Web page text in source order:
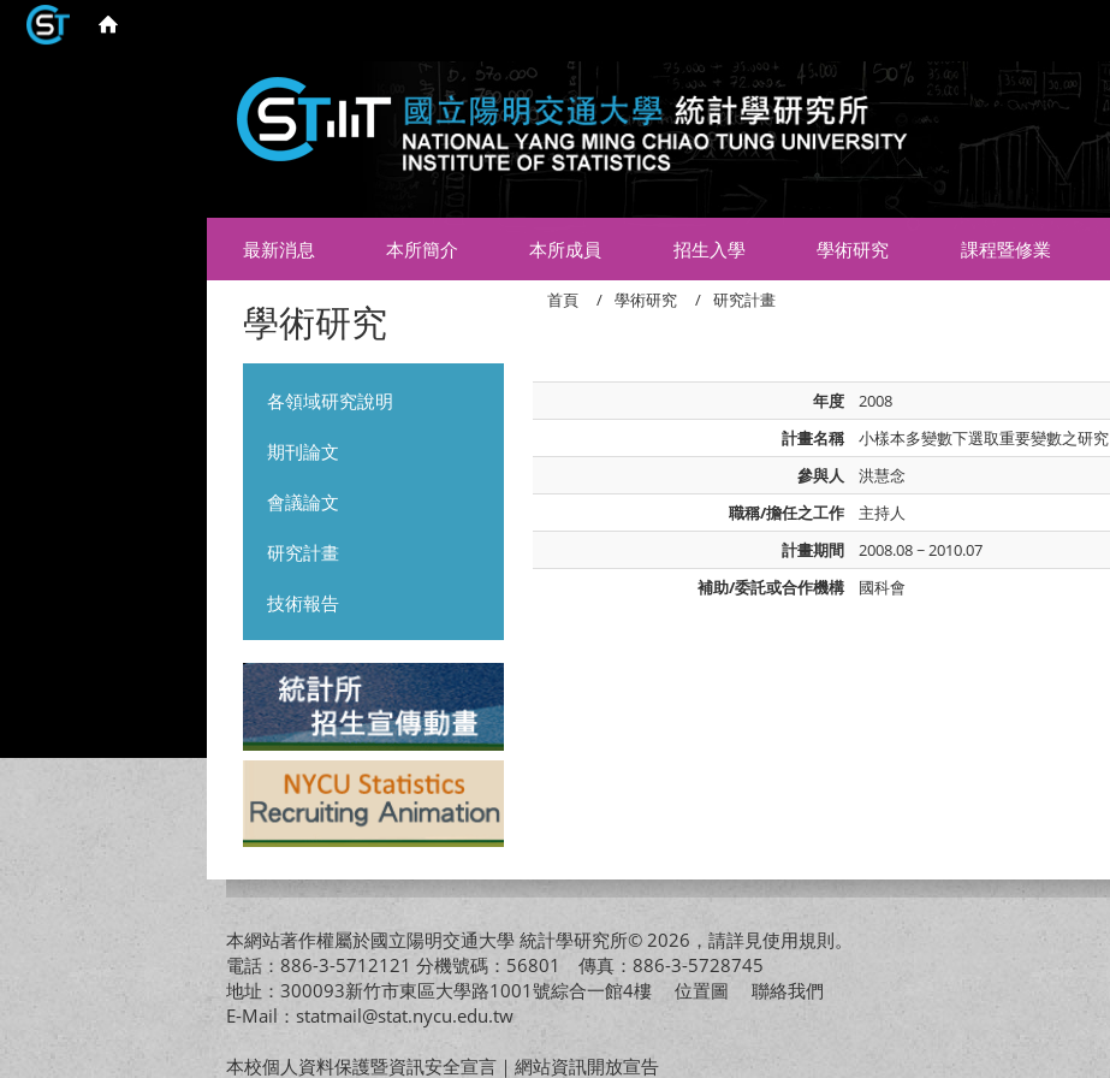
最新消息 本所簡介 本所成員 招生入學 學術研究 課程暨修業
學術研究
各領域研究說明
期刊論文
會議論文
研究計畫
技術報告
首頁 學術研究 研究計畫
年度
2008
計畫名稱
小樣本多變數下選取重要變數之研究
參與人
洪慧念
職稱/擔任之工作
主持人
計畫期間
2008.08 ~ 2010.07
補助/委託或合作機構
國科會
本網站著作權屬於國立陽明交通大學 統計學研究所© 2026，請詳見使用規則。
電話：886-3-5712121 分機號碼：56801 傳真：886-3-5728745
地址：300093新竹市東區大學路1001號綜合一館4樓 位置圖
聯絡我們
E-Mail：statmail@stat.nycu.edu.tw
本校個人資料保護暨資訊安全宣言 ｜ 網站資訊開放宣告